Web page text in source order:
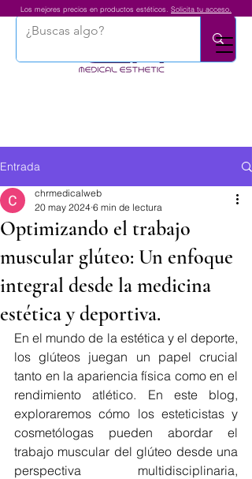
Los mejores precios en productos estéticos. Solicita tu acceso.
Entrada
Optimizando el trabajo
muscular glúteo: Un enfoque
integral desde la medicina
estética y deportiva.
chrmedicalweb
20 may 2024 6 min de lectura
En el mundo de la estética y el deporte,
los glúteos juegan un papel crucial
tanto en la apariencia física como en el
rendimiento atlético. En este blog,
exploraremos cómo los esteticistas y
cosmetólogas pueden abordar el
trabajo muscular del glúteo desde una
perspectiva multidisciplinaria,